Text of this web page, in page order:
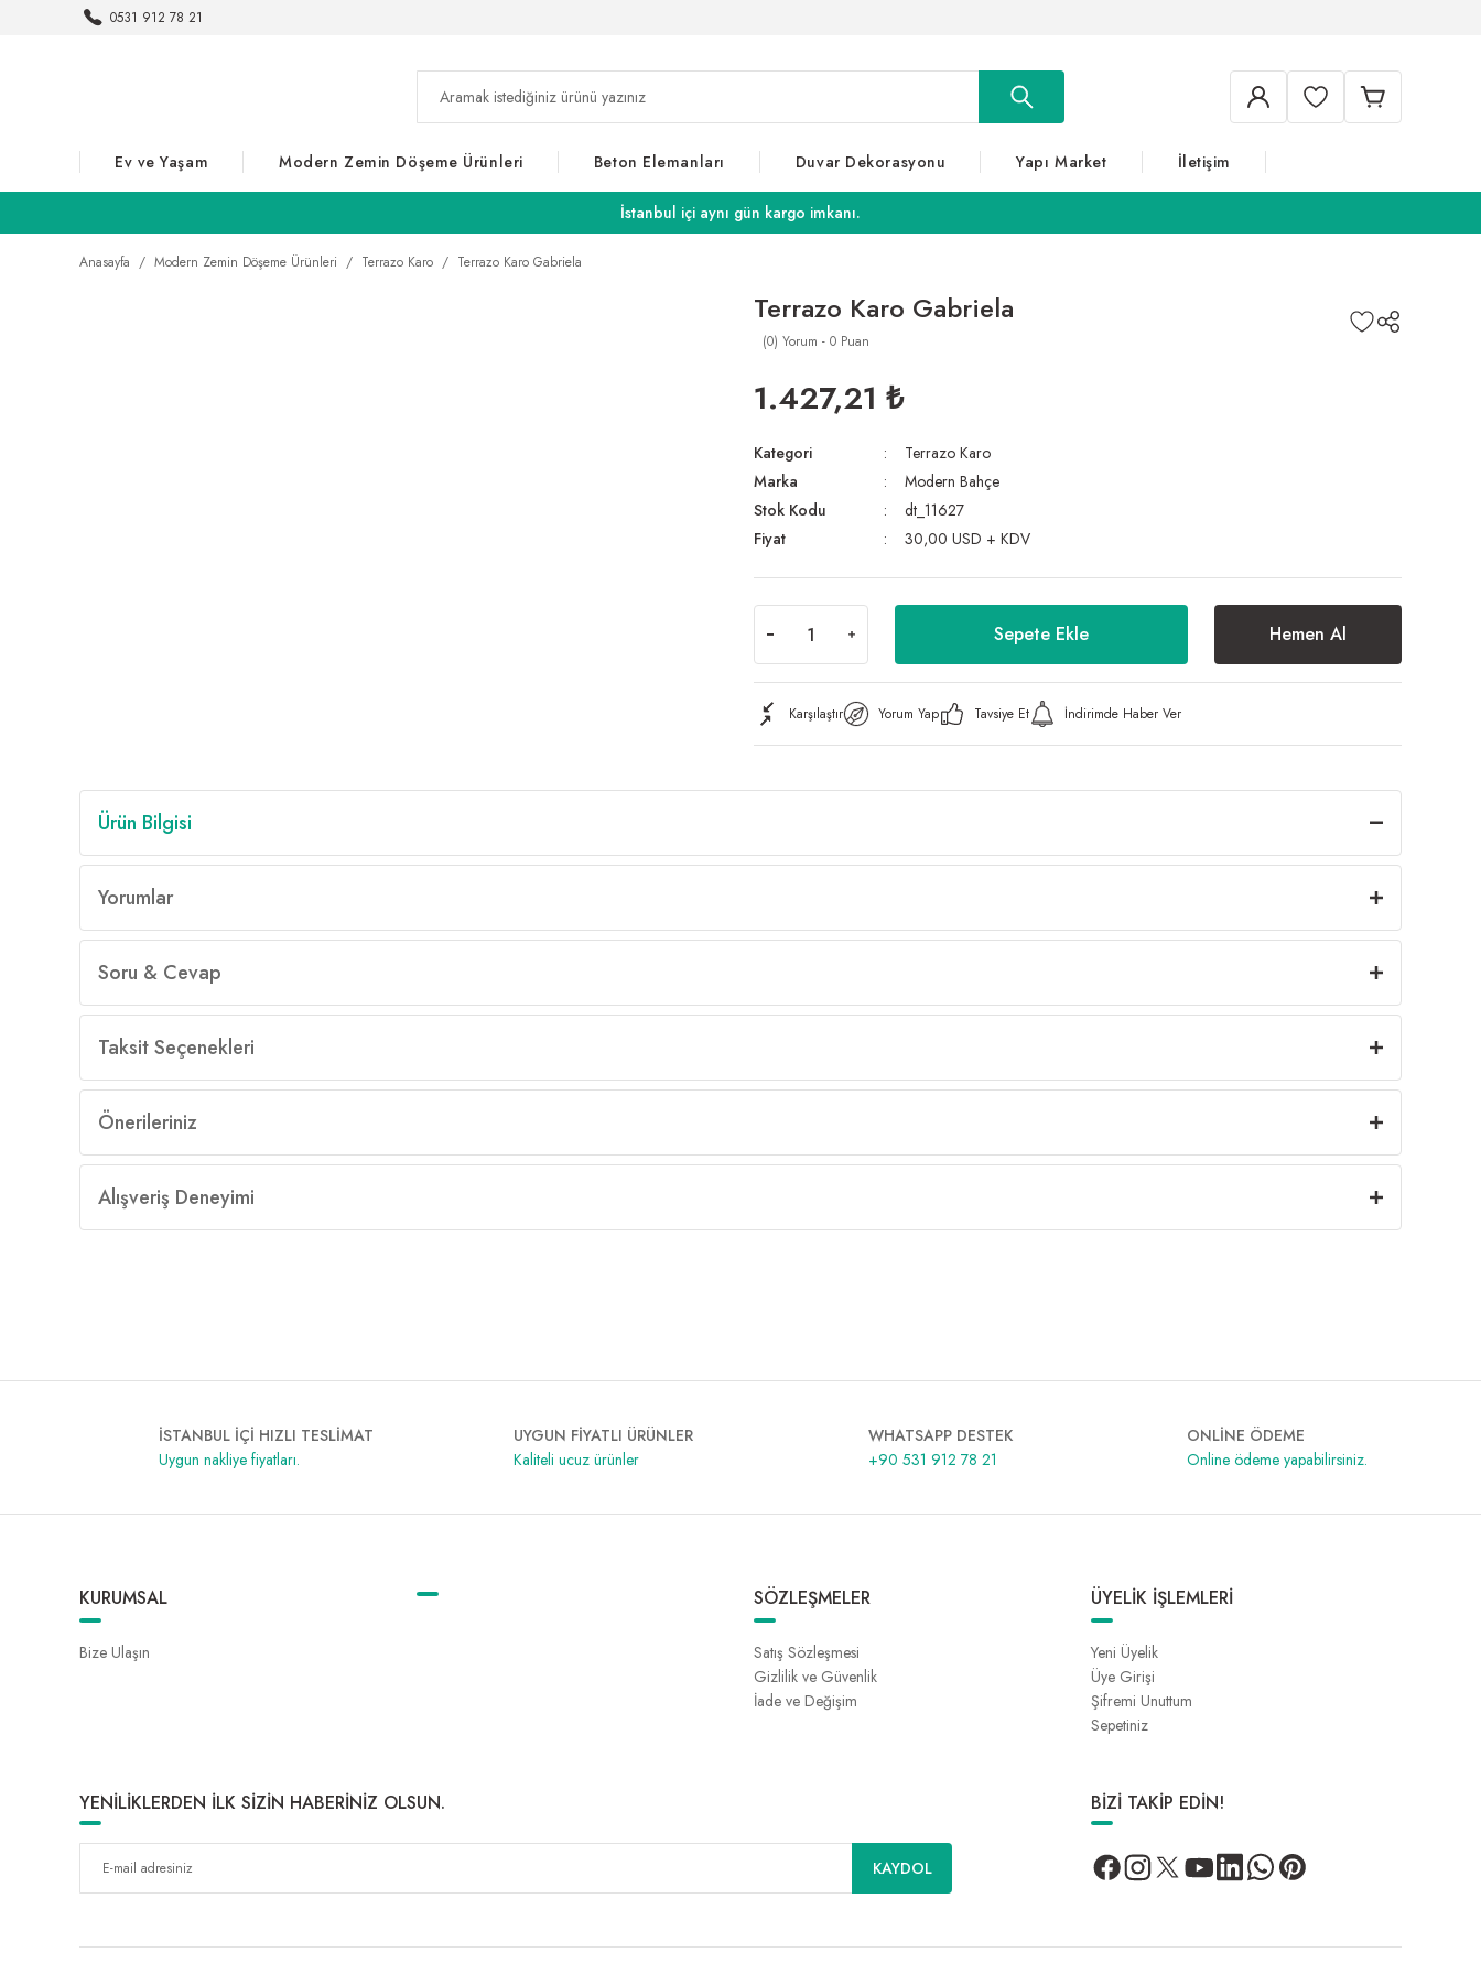
0531 912 78 21
Ev ve Yaşam Modern Zemin Döşeme Ürünleri Beton Elemanları Duvar Dekorasyonu Yapı Market İletişim
İstanbul içi aynı gün kargo imkanı.
Anasayfa Modern Zemin Döşeme Ürünleri Terrazo Karo Terrazo Karo Gabriela
Terrazo Karo Gabriela
(0) Yorum - 0 Puan
1.427,21 ₺
Kategori
Terrazo Karo
Marka
Modern Bahçe
Stok Kodu
dt_11627
Fiyat
30,00 USD + KDV
Sepete Ekle Hemen Al
Karşılaştır Yorum Yap Tavsiye Et İndirimde Haber Ver
Ürün Bilgisi
Yorumlar
Soru & Cevap
Taksit Seçenekleri
Önerileriniz
Alışveriş Deneyimi
İSTANBUL İÇİ HIZLI TESLİMAT
Uygun nakliye fiyatları.
UYGUN FİYATLI ÜRÜNLER
Kaliteli ucuz ürünler
WHATSAPP DESTEK
+90 531 912 78 21
ONLİNE ÖDEME
Online ödeme yapabilirsiniz.
KURUMSAL
Bize Ulaşın
SÖZLEŞMELER
Satış Sözleşmesi
Gizlilik ve Güvenlik
İade ve Değişim
ÜYELİK İŞLEMLERİ
Yeni Üyelik
Üye Girişi
Şifremi Unuttum
Sepetiniz
YENİLİKLERDEN İLK SİZİN HABERİNİZ OLSUN.
KAYDOL
BİZİ TAKİP EDİN!